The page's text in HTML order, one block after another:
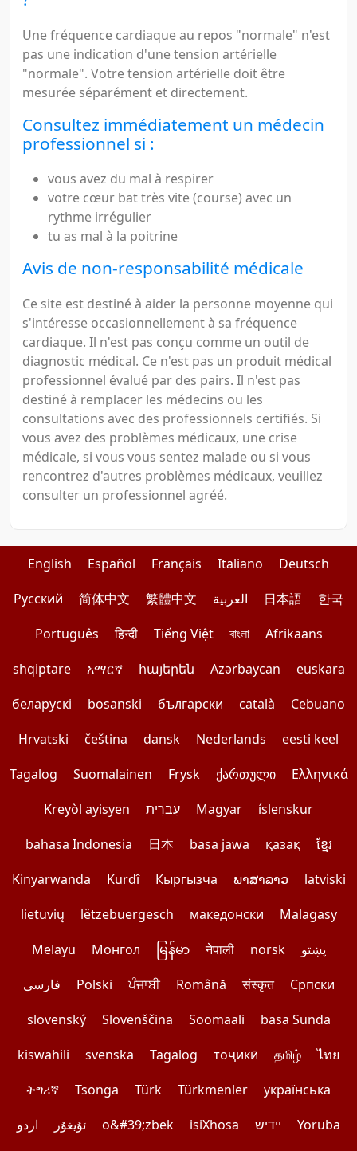
Une fréquence cardiaque au repos "normale" n'est
pas une indication d'une tension artérielle
"normale". Votre tension artérielle doit être
mesurée séparément et directement.
Consultez immédiatement un médecin
professionnel si :
vous avez du mal à respirer
votre cœur bat très vite (course) avec un
rythme irrégulier
tu as mal à la poitrine
Avis de non-responsabilité médicale
Ce site est destiné à aider la personne moyenne qui
s'intéresse occasionnellement à sa fréquence
cardiaque. Il n'est pas conçu comme un outil de
diagnostic médical. Ce n'est pas un produit médical
professionnel évalué par des pairs. Il n'est pas
destiné à remplacer les médecins ou les
consultations avec des professionnels certifiés. Si
vous avez des problèmes médicaux, une crise
médicale, si vous vous sentez malade ou si vous
rencontrez d'autres problèmes médicaux, veuillez
consulter un professionnel agréé.
English Español Français Italiano
Deutsch
Pусский
简体中文 繁體中文 العربية 日本語
한국
Português
हिन्दी Tiếng Việt বাংলা
Afrikaans
shqiptare
አማርኛ հայերեն Azərbaycan
euskara
беларускі
bosanski български català
Cebuano
Hrvatski
čeština dansk Nederlands
eesti keel
Tagalog
Suomalainen Frysk ქართული
Ελληνικά
Kreyòl ayisyen
עִברִית Magyar
íslenskur
bahasa Indonesia
日本 basa jawa қазақ
ខ្មែរ
Kinyarwanda
Kurdî Кыргызча ພາສາລາວ
latviski
lietuvių
lëtzebuergesch македонски
Malagasy
Melayu
Монгол မြန်မာ नेपाली norsk
پښتو
فارسی
Polski ਪੰਜਾਬੀ Română संस्कृत
Српски
slovenský
Slovenščina Soomaali
basa Sunda
kiswahili
svenska Tagalog тоҷикӣ தமிழ்
ไทย
ትግሪኛ
Tsonga Türk Türkmenler
українська
اردو
ئۇيغۇر o&#39;zbek isiXhosa יידיש Yoruba